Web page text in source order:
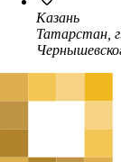
Казань
Татарстан,